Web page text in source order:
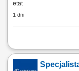
etat
1 dni
Zakres obowiązków:
rejestracyjnej
rejestracyjnych